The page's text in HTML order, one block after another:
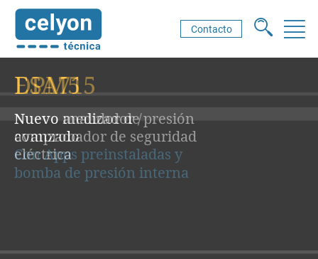
Contacto
DPM5
Nuevo medidor de presión
avanzado
Con Apps preinstaladas y
bomba de presión interna